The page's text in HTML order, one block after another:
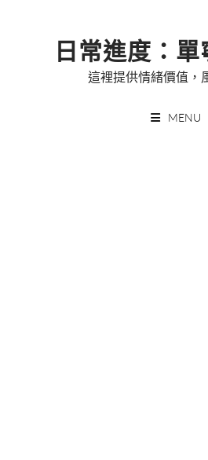
日常進度：
這裡提供情緒價值，
MENU